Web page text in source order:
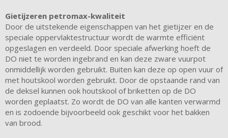
Gietijzeren petromax-kwaliteit
Door de uitstekende eigenschappen van het gietijzer en de
speciale oppervlaktestructuur wordt de warmte efficiënt
opgeslagen en verdeeld. Door speciale afwerking hoeft de
DO niet te worden ingebrand en kan deze zware vuurpot
onmiddellijk worden gebruikt. Buiten kan deze op open vuur of
met houtskool worden gebruikt. Door de opstaande rand van
de deksel kunnen ook houtskool of briketten op de DO
worden geplaatst. Zo wordt de DO van alle kanten verwarmd
en is zodoende bijvoorbeeld ook geschikt voor het bakken
van brood.